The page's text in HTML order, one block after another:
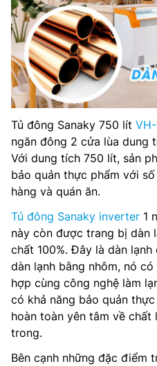
Tủ đông Sanaky 750 lít
ngăn đông 2 cửa lùa dung
Với dung tích 750 lít, sản
bảo quản thực phẩm với
hàng và quán ăn.
Tủ đông Sanaky inverter 1
này còn được trang bị dàn
chất 100%. Đây là dàn
dàn lạnh bằng nhôm, nó
hợp cùng công nghệ làm
có khả năng bảo quản
hoàn toàn yên tâm về
trong.
Bên cạnh những đặc điểm